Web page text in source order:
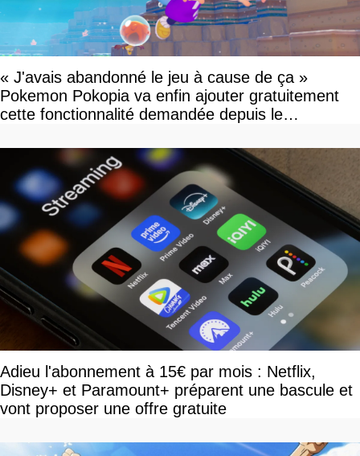
« J'avais abandonné le jeu à cause de ça »
Pokemon Pokopia va enfin ajouter gratuitement
cette fonctionnalité demandée depuis le
Adieu l'abonnement à 15€ par mois : Netflix,
Disney+ et Paramount+ préparent une bascule et
vont proposer une offre gratuite